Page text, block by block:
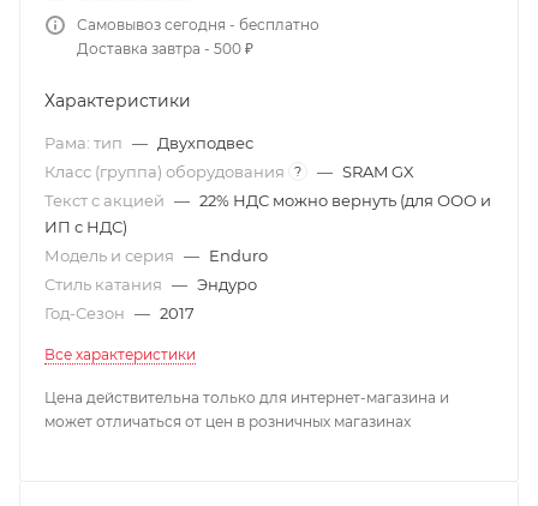
Самовывоз сегодня - бесплатно
Доставка завтра - 500 ₽
Характеристики
Рама: тип — Двухподвес
Класс (группа) оборудования
? — SRAM GX
Текст с акцией — 22% НДС можно вернуть (для ООО и
ИП с НДС)
Модель и серия — Enduro
Стиль катания — Эндуро
Год-Сезон — 2017
Все характеристики
Цена действительна только для интернет-магазина и
может отличаться от цен в розничных магазинах